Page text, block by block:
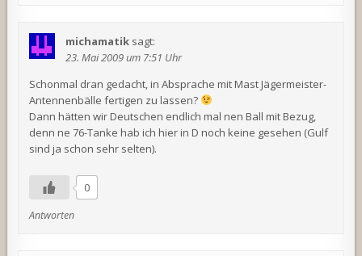
michamatik sagt:
23. Mai 2009 um 7:51 Uhr
Schonmal dran gedacht, in Absprache mit Mast Jägermeister-
Antennenbälle fertigen zu lassen?
Dann hätten wir Deutschen endlich mal nen Ball mit Bezug,
denn ne 76-Tanke hab ich hier in D noch keine gesehen (Gulf
sind ja schon sehr selten).
0
Antworten